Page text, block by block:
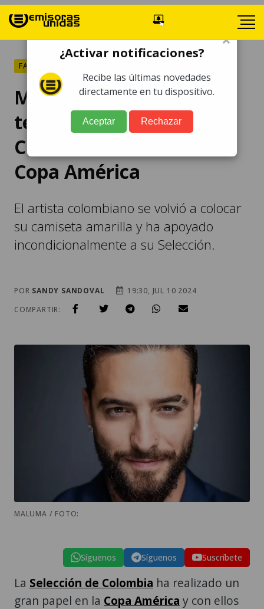
FARÁNDULA
Maluma hace "extraña
terapia" para que
Colombia triunfe en la
Copa América
El artista colombiano se volvió a colocar
su camiseta amarilla y ha apoyado
incondicionalmente a su Selección.
POR SANDY SANDOVAL
19:30, JUL 10 2024
COMPARTIR:
MALUMA / FOTO:
Síguenos Síguenos Suscríbete
La Selección de Colombia ha realizado un
gran papel en la Copa América y con ellos
×
¿Activar notificaciones?
Recibe las últimas novedades
directamente en tu dispositivo.
Aceptar Rechazar